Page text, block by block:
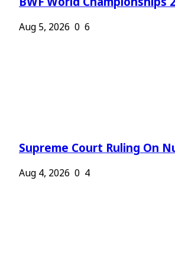
BWF World Championships
Aug 5, 2026 0 6
Supreme Court Ruling On
Aug 4, 2026 0 4